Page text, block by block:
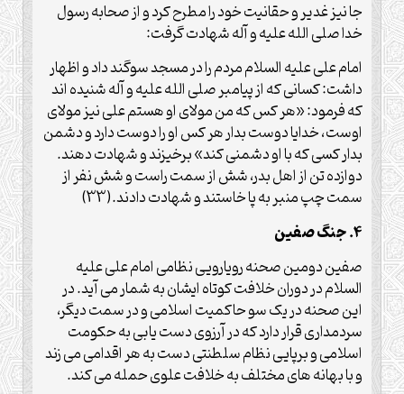
جا نیز غدیر و حقانیت خود را مطرح کرد و از صحابه رسول
خدا صلی الله علیه و آله شهادت گرفت:
امام علی علیه السلام مردم را در مسجد سوگند داد و اظهار
داشت: کسانی که از پیامبر صلی الله علیه و آله شنیده اند
که فرمود: «هر کس که من مولای او هستم علی نیز مولای
اوست، خدایا دوست بدار هر کس او را دوست دارد و دشمن
بدار کسی که با او دشمنی کند» برخیزند و شهادت دهند.
دوازده تن از اهل بدر، شش از سمت راست و شش نفر از
سمت چپ منبر به پا خاستند و شهادت دادند.(33)
4. جنگ صفین
صفین دومین صحنه رویارویی نظامی امام علی علیه
السلام در دوران خلافت کوتاه ایشان به شمار می آید. در
این صحنه در یک سو حاکمیت اسلامی و در سمت دیگر،
سردمداری قرار دارد که در آرزوی دست یابی به حکومت
اسلامی و برپایی نظام سلطنتی دست به هر اقدامی می زند
و با بهانه های مختلف به خلافت علوی حمله می کند.